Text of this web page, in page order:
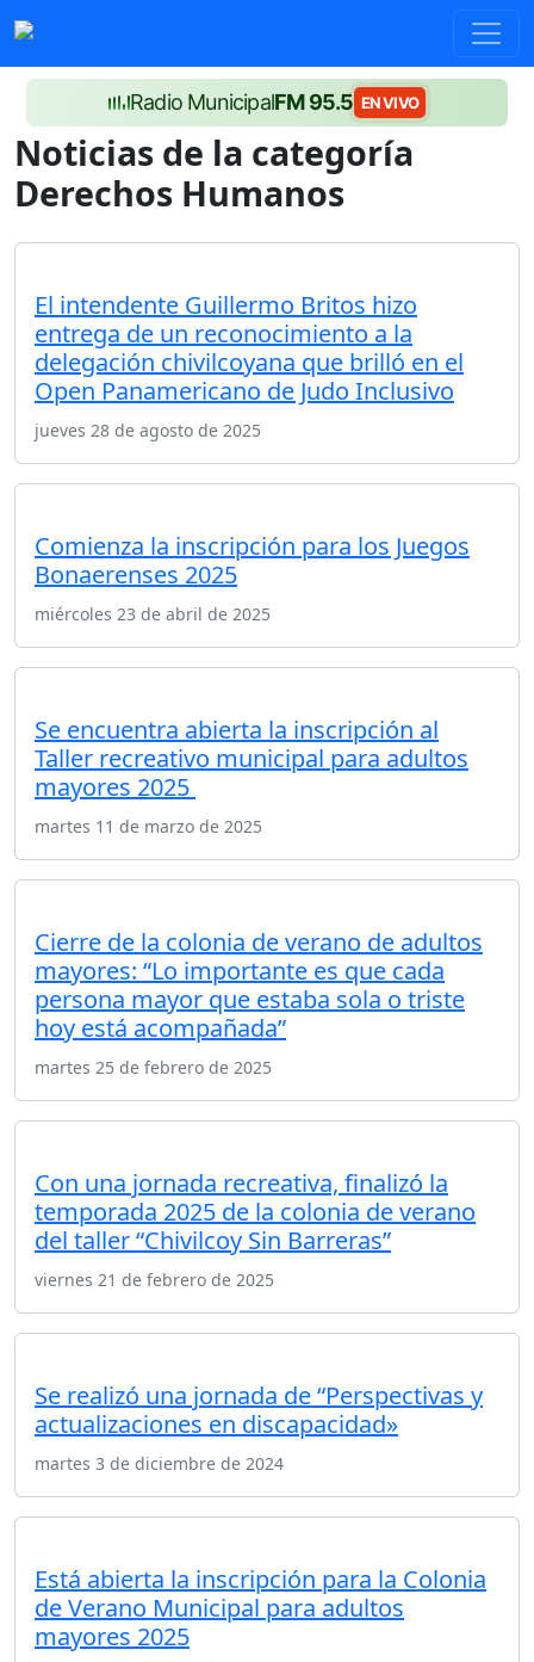
Radio MunicipalFM 95.5 EN VIVO
Noticias de la categoría
Derechos Humanos
El intendente Guillermo Britos hizo
entrega de un reconocimiento a la
delegación chivilcoyana que brilló en el
Open Panamericano de Judo Inclusivo
jueves 28 de agosto de 2025
Comienza la inscripción para los Juegos
Bonaerenses 2025
miércoles 23 de abril de 2025
Se encuentra abierta la inscripción al
Taller recreativo municipal para adultos
mayores 2025
martes 11 de marzo de 2025
Cierre de la colonia de verano de adultos
mayores: “Lo importante es que cada
persona mayor que estaba sola o triste
hoy está acompañada”
martes 25 de febrero de 2025
Con una jornada recreativa, finalizó la
temporada 2025 de la colonia de verano
del taller “Chivilcoy Sin Barreras”
viernes 21 de febrero de 2025
Se realizó una jornada de “Perspectivas y
actualizaciones en discapacidad»
martes 3 de diciembre de 2024
Está abierta la inscripción para la Colonia
de Verano Municipal para adultos
mayores 2025